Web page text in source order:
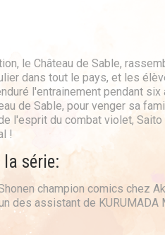
le Château de Sable,
dans tout le pays, et les
l'entrainement pendant six
de Sable, pour venger sa
l'esprit du combat violet, Saito
!
série:
champion comics chez
des assistant de KURUMADA